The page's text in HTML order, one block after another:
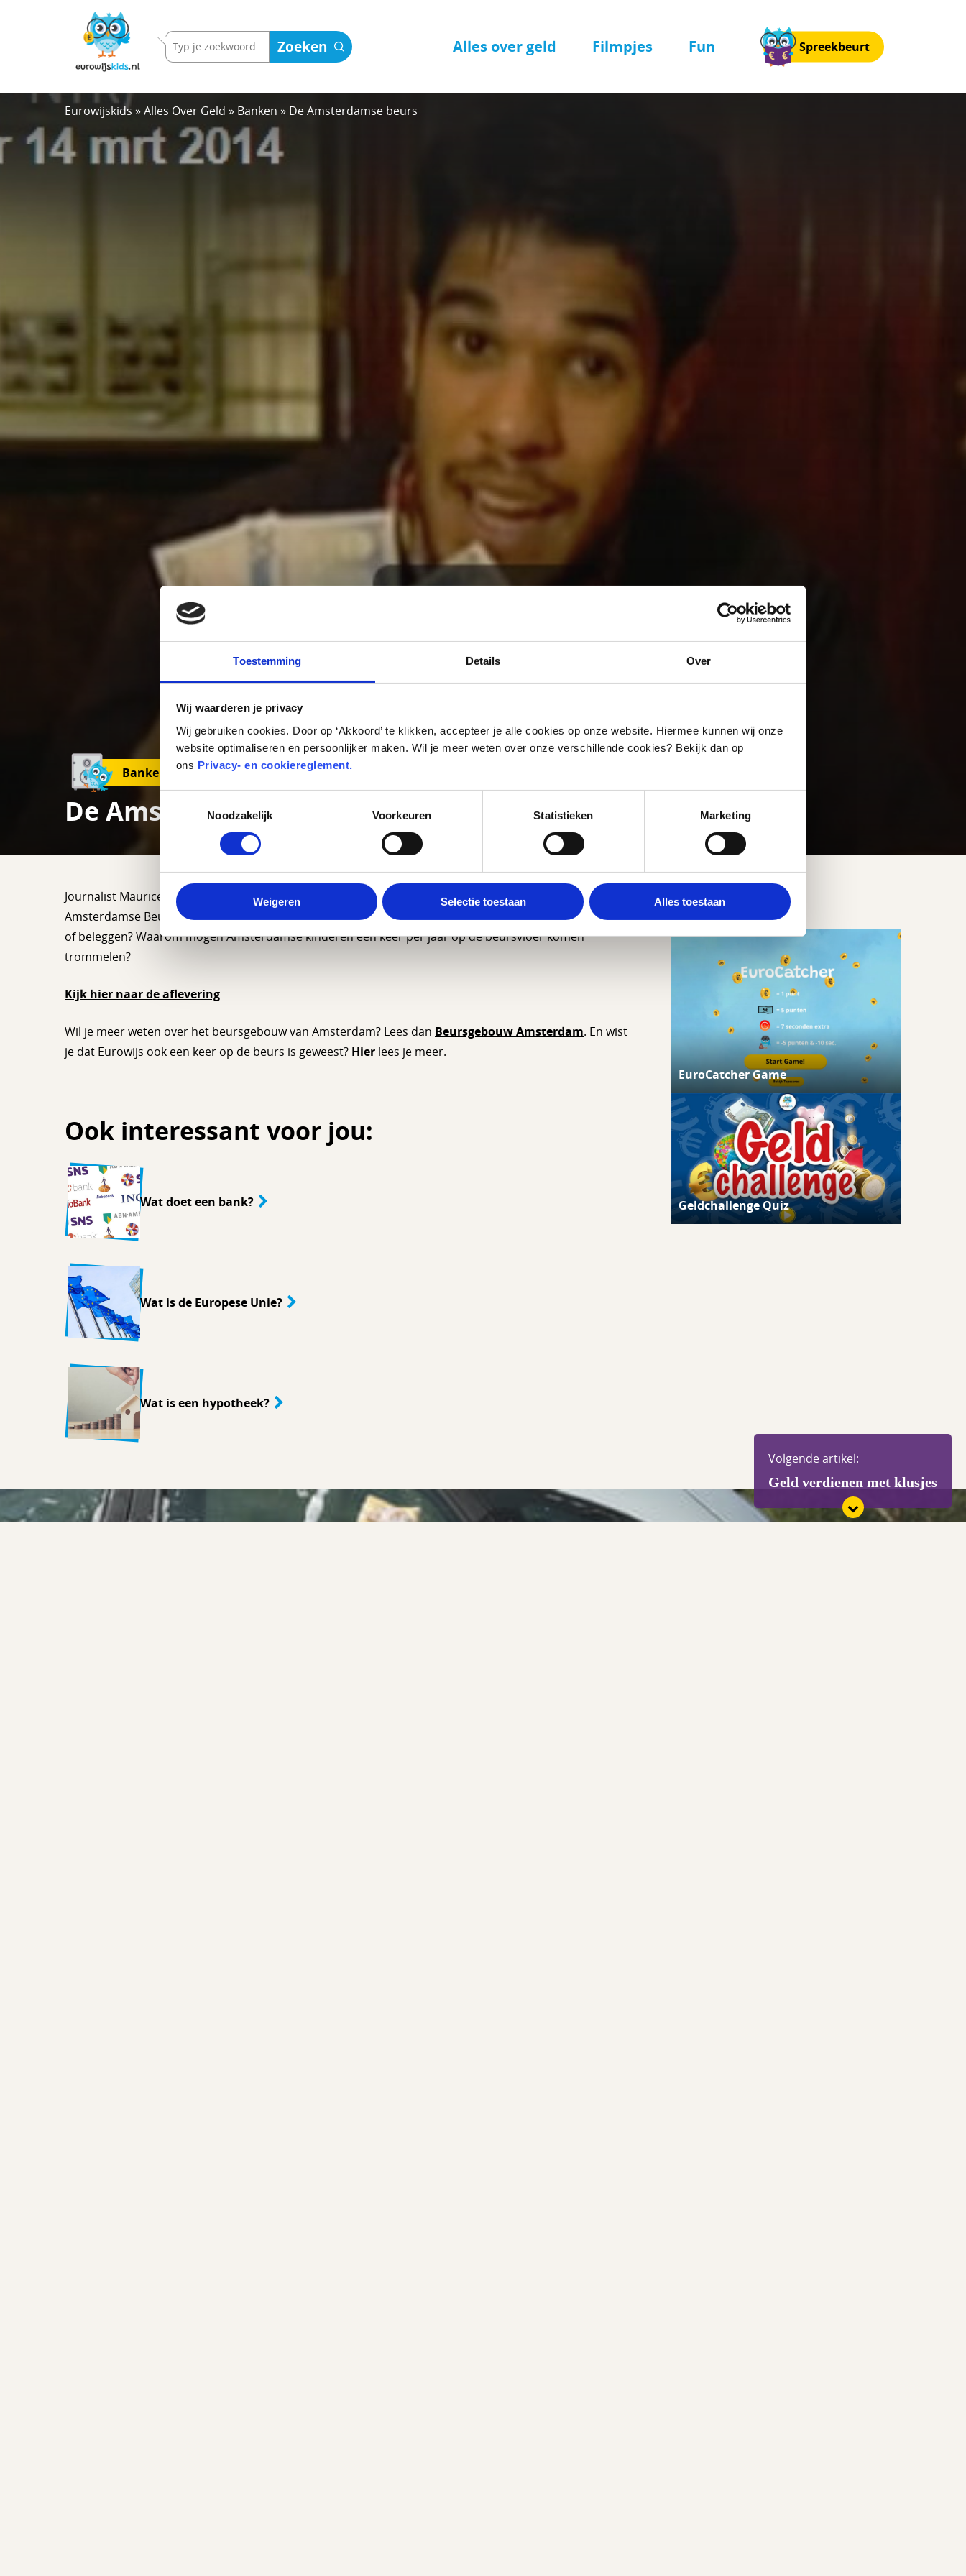
Toestemming Details Over
Wij waarderen je privacy
Wij gebruiken cookies. Door op ‘Akkoord’ te klikken, accepteer je alle cookies op onze website. Hiermee kunnen wij onze
website optimaliseren en persoonlijker maken. Wil je meer weten over onze verschillende cookies? Bekijk dan op
ons Privacy- en cookiereglement.
Noodzakelijk
Voorkeuren Statistieken Marketing
Weigeren Selectie toestaan Alles toestaan
inhoud
Zoeken Alles over geld Filmpjes Fun Spreekbeurt
Eurowijskids »Alles Over Geld » Banken » De Amsterdamse beurs
Banken
De Amsterdamse beurs
Journalist Maurice van het programma Klokhuis, duikt in de wereld van het grote geld. Hij legt op de
Amsterdamse Beurs uit wat een aandeel is en hoe een koers tot stand komt. Wat moet hij doen? Sparen
of beleggen? Waarom mogen Amsterdamse kinderen één keer per jaar op de beursvloer komen
trommelen?
Kijk hier naar de aflevering
Wil je meer weten over het beursgebouw van Amsterdam? Lees dan Beursgebouw Amsterdam. En wist
je dat Eurowijs ook een keer op de beurs is geweest? Hier lees je meer.
Ook interessant voor jou:
Wat doet een bank?
Wat is de Europese Unie?
Wat is een hypotheek?
Fun
EuroCatcher Game
Geldchallenge Quiz
Volgende artikel:
Geld verdienen met klusjes